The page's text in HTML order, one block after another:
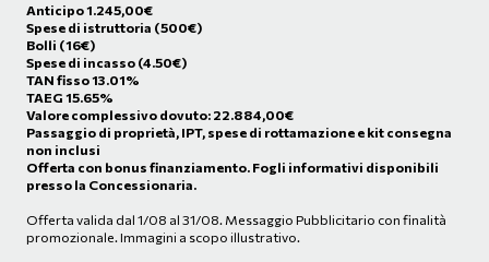
Anticipo1.245,00€
Spese di istruttoria (500€)
Bolli (16€)
Spese di incasso (4.50€)
TAN fisso 13.01%
TAEG 15.65%
Valore complessivo dovuto: 22.884,00€
Passaggio di proprietà, IPT, spese di rottamazione e kit consegna
non inclusi
Offerta con bonus finanziamento. Fogli informativi disponibili
presso la Concessionaria.
Offerta valida dal 1/08 al 31/08. Messaggio Pubblicitario con finalità
promozionale. Immagini a scopo illustrativo.